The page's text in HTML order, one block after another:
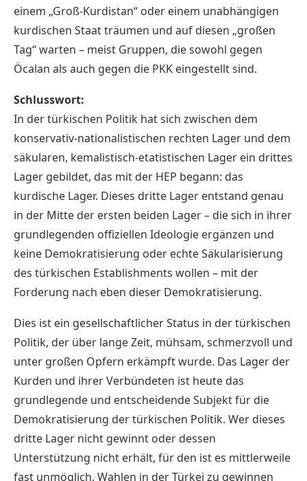
einem „Groß-Kurdistan“ oder einem unabhängigen
kurdischen Staat träumen und auf diesen „großen
Tag“ warten – meist Gruppen, die sowohl gegen
Öcalan als auch gegen die PKK eingestellt sind.
Schlusswort:
In der türkischen Politik hat sich zwischen dem
konservativ-nationalistischen rechten Lager und dem
säkularen, kemalistisch-etatistischen Lager ein drittes
Lager gebildet, das mit der HEP begann: das
kurdische Lager. Dieses dritte Lager entstand genau
in der Mitte der ersten beiden Lager – die sich in ihrer
grundlegenden offiziellen Ideologie ergänzen und
keine Demokratisierung oder echte Säkularisierung
des türkischen Establishments wollen – mit der
Forderung nach eben dieser Demokratisierung.
Dies ist ein gesellschaftlicher Status in der türkischen
Politik, der über lange Zeit, mühsam, schmerzvoll und
unter großen Opfern erkämpft wurde. Das Lager der
Kurden und ihrer Verbündeten ist heute das
grundlegende und entscheidende Subjekt für die
Demokratisierung der türkischen Politik. Wer dieses
dritte Lager nicht gewinnt oder dessen
Unterstützung nicht erhält, für den ist es mittlerweile
fast unmöglich, Wahlen in der Türkei zu gewinnen